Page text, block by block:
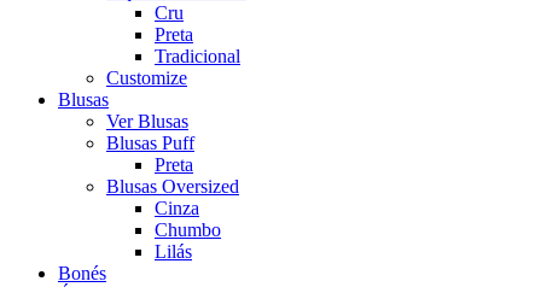
Cru
Preta
Tradicional
Customize
Blusas
Ver Blusas
Blusas Puff
Preta
Blusas Oversized
Cinza
Chumbo
Lilás
Bonés